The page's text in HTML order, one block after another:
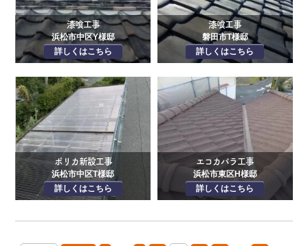
漆喰工事
浜松市中区Y様邸
詳しくはこちら
漆喰工事
磐田市T様邸
詳しくはこちら
ポリカ新設工事
浜松市中区T様邸
詳しくはこちら
エコカパラ工事
浜松市東区H様邸
詳しくはこちら